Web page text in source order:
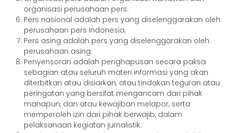
organisasi perusahaan pers.
Pers nasional adalah pers yang diselenggarakan oleh
perusahaan pers Indonesia.
Pers asing adalah pers yang diselenggarakan oleh
perusahaan asing.
Penyensoran adalah penghapusan secara paksa
sebagian atau seluruh materi informasi yang akan
diterbitkan atau disiarkan, atau tindakan teguran atau
peringatan yang bersifat mengancam dari pihak
manapun, dan atau kewajiban melapor, serta
memperoleh izin dari pihak berwajib, dalam
pelaksanaan kegiatan jurnalistik.